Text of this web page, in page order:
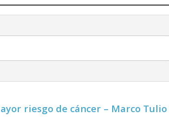
riesgo de cáncer – Marco Tulio